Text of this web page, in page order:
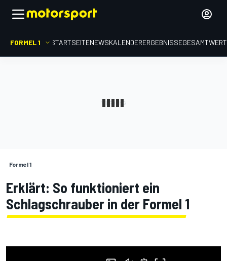
FORMEL 1 STARTSEITENEWSKALENDERERGEBNISSE
Formel 1
Erklärt: So funktioniert ein
Schlagschrauber in der Formel 1